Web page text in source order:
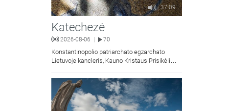
37:09
Katechezė
2026-08-06 70
Konstantinopolio patriarchato egzarchato
Lietuvoje kancleris, Kauno Kristaus Prisikėlimo
kunigas Vitalijus Mockus pasakoja apie
Kristaus Atsimainymo šventę.